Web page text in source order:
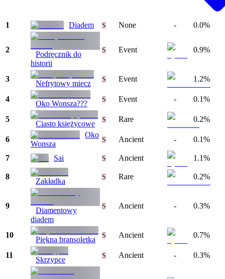
1 Diadem S None - 0.0%
2
Podręcznik do
historii
S Event 0.9%
3
Nefrytowy miecz S Event 1.2%
4
Oko Wonsza??? S Event - 0.1%
5
Ciasto księżycowe S Rare 0.2%
6
Oko
Wonsza
S Ancient - 0.1%
7 Sai S Ancient 1.1%
8
Zakładka S Rare 0.2%
9
Diamentowy
diadem
S Ancient - 0.3%
10
Piękna bransoletka S Ancient 0.7%
11
Skrzypce S Ancient - 0.3%